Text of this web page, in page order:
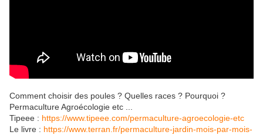
Comment choisir des poules ? Quelles races ? Pourquoi ?
Permaculture Agroécologie etc ...
Tipeee : https://www.tipeee.com/permaculture-agroecologie-etc
Le livre : https://www.terran.fr/permaculture-jardin-mois-par-mois-